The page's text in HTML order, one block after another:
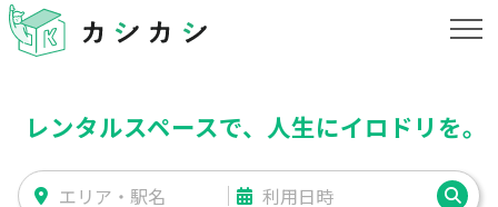
レンタルスペースで、人生にイロドリを。